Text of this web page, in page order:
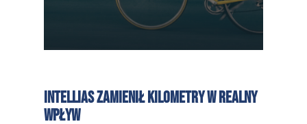
Intellias zamienił kilometry w realny
wpływ